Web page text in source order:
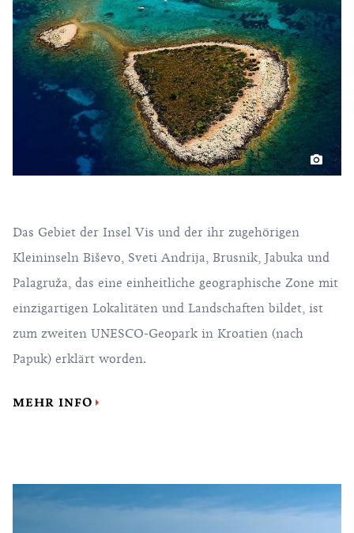
Das Gebiet der Insel Vis und der ihr zugehörigen
Kleininseln Biševo, Sveti Andrija, Brusnik, Jabuka und
Palagruža, das eine einheitliche geographische Zone mit
einzigartigen Lokalitäten und Landschaften bildet, ist
zum zweiten UNESCO-Geopark in Kroatien (nach
Papuk) erklärt worden.
MEHR INFO